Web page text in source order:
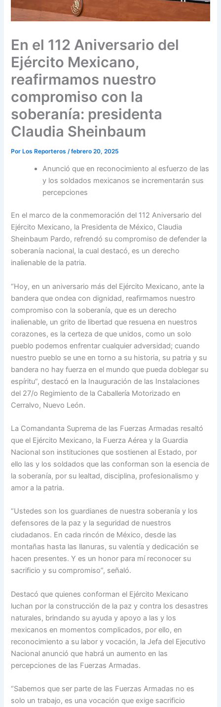
En el 112 Aniversario del
Ejército Mexicano,
reafirmamos nuestro
compromiso con la
soberanía: presidenta
Claudia Sheinbaum
PorLos Reporteros /febrero 20, 2025
Anunció que en reconocimiento al esfuerzo de las
y los soldados mexicanos se incrementarán sus
percepciones
En el marco de la conmemoración del 112 Aniversario del
Ejército Mexicano, la Presidenta de México, Claudia
Sheinbaum Pardo, refrendó su compromiso de defender la
soberanía nacional, la cual destacó, es un derecho
inalienable de la patria.
“Hoy, en un aniversario más del Ejército Mexicano, ante la
bandera que ondea con dignidad, reafirmamos nuestro
compromiso con la soberanía, que es un derecho
inalienable, un grito de libertad que resuena en nuestros
corazones, es la certeza de que unidos, como un solo
pueblo podemos enfrentar cualquier adversidad; cuando
nuestro pueblo se une en torno a su historia, su patria y su
bandera no hay fuerza en el mundo que pueda doblegar su
espíritu”, destacó en la Inauguración de las Instalaciones
del 27/o Regimiento de la Caballería Motorizado en
Cerralvo, Nuevo León.
La Comandanta Suprema de las Fuerzas Armadas resaltó
que el Ejército Mexicano, la Fuerza Aérea y la Guardia
Nacional son instituciones que sostienen al Estado, por
ello las y los soldados que las conforman son la esencia de
la soberanía, por su lealtad, disciplina, profesionalismo y
amor a la patria.
“Ustedes son los guardianes de nuestra soberanía y los
defensores de la paz y la seguridad de nuestros
ciudadanos. En cada rincón de México, desde las
montañas hasta las llanuras, su valentía y dedicación se
hacen presentes. Y es un honor para mí reconocer su
sacrificio y su compromiso”, señaló.
Destacó que quienes conforman el Ejército Mexicano
luchan por la construcción de la paz y contra los desastres
naturales, brindando su ayuda y apoyo a las y los
mexicanos en momentos complicados, por ello, en
reconocimiento a su labor y vocación, la Jefa del Ejecutivo
Nacional anunció que habrá un aumento en las
percepciones de las Fuerzas Armadas.
“Sabemos que ser parte de las Fuerzas Armadas no es
solo un trabajo, es una vocación que exige sacrificio